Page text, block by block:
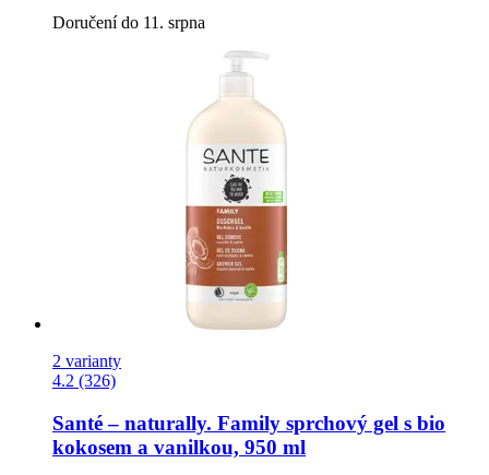
Doručení do 11. srpna
2 varianty
4.2 (326)
Santé – naturally. Family sprchový gel s bio
kokosem a vanilkou, 950 ml